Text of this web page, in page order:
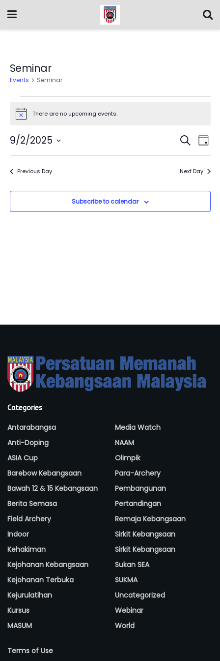
Seminar
Events Seminar
Notice There are no upcoming events.
and
Views
SearchDay
9/2/2025
Previous Day Next Day
Subscribe to calendar
Categories
Antarabangsa
Anti-Doping
ASIA Cup
Barebow Kebangsaan
Bawah 12 & 15 Kebangsaan
Berita Semasa
Field Archery
Indoor
Kehakiman
Kejohanan Kebangsaan
Kejohanan Terbuka
Kejurulatihan
Kursus
MASUM
Media Watch
NAAM
Olimpik
Para-Archery
Pembangunan
Pertandingan
Remaja Kebangsaan
Sirkit Kebangsaan
Sirkit Kebangsaan
Sukan SEA
SUKMA
Uncategorized
Webinar
World
Terms of Use